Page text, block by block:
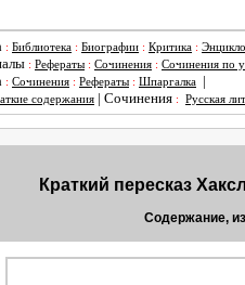
: Библиотека : Биографии : Критика :
: Рефераты : Сочинения : Сочинения по
: Сочинения : Рефераты : Шпаргалка
|
содержания | Сочинения : Русская
Краткий пересказ
Содержание,